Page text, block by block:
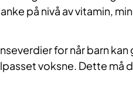
på nivå av vitamin,
for når barn kan
voksne. Dette må